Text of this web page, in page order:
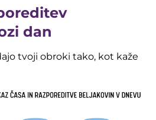
dan
tvoji obroki tako, kot kaže